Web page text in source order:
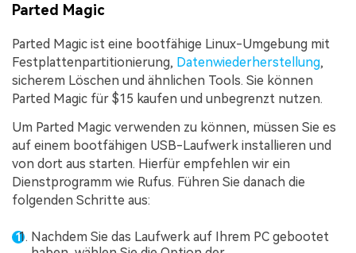
Parted Magic
Parted Magic ist eine bootfähige Linux-Umgebung mit
Festplattenpartitionierung, Datenwiederherstellung,
sicherem Löschen und ähnlichen Tools. Sie können
Parted Magic für $15 kaufen und unbegrenzt nutzen.
Um Parted Magic verwenden zu können, müssen Sie es
auf einem bootfähigen USB-Laufwerk installieren und
von dort aus starten. Hierfür empfehlen wir ein
Dienstprogramm wie Rufus. Führen Sie danach die
folgenden Schritte aus:
Nachdem Sie das Laufwerk auf Ihrem PC gebootet